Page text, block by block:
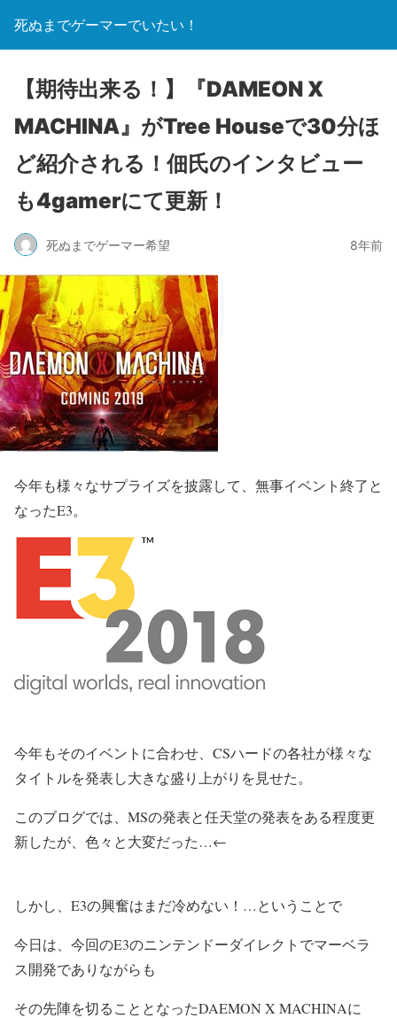
死ぬまでゲーマーでいたい！
【期待出来る！】『DAMEON X
MACHINA』がTree Houseで30分ほ
ど紹介される！佃氏のインタビュー
も4gamerにて更新！
死ぬまでゲーマー希望 8年前
今年も様々なサプライズを披露して、無事イベント終了と
なったE3。
今年もそのイベントに合わせ、CSハードの各社が様々な
タイトルを発表し大きな盛り上がりを見せた。
このブログでは、MSの発表と任天堂の発表をある程度更
新したが、色々と大変だった…←
しかし、E3の興奮はまだ冷めない！…ということで
今日は、今回のE3のニンテンドーダイレクトでマーベラ
ス開発でありながらも
その先陣を切ることとなったDAEMON X MACHINAに